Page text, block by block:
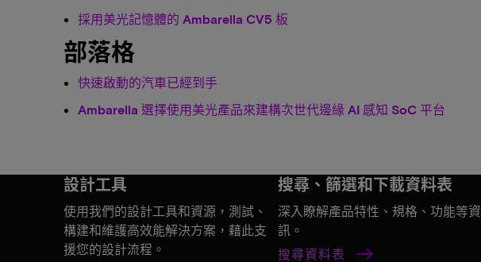
採用美光記憶體的 Ambarella CV5 板
部落格
快速啟動的汽車已經到手
Ambarella 選擇使用美光產品來建構次世代邊緣 AI 感知 SoC 平台
設計工具
使用我們的設計工具和資源，測試、
構建和維護高效能解決方案，藉此支
援您的設計流程。
搜尋、篩選和下載資料表
深入瞭解產品特性、規格、功能等資
訊。
搜尋資料表